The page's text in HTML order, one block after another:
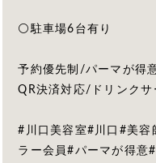
⚪️駐車場6台有り
予約優先制/パーマが得
QR決済対応/ドリンクサ
#川口美容室#川口#美容
ラー会員#パーマが得意